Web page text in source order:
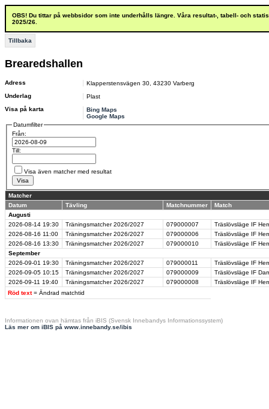
OBS! Du tittar på webbsidor som inte underhålls längre. Våra resultat-, tabell- och
2025/26.
Tillbaka
Brearedshallen
Adress Klapperstensvägen 30 43230 Varberg
Underlag
Plast
Visa på karta
Bing Maps
Google Maps
Datumfilter
Från:
Till:
Visa även matcher med resultat
Matcher
Datum
Tävling Matchnummer Match
Röd text = Ändrad matchtid
Augusti
2026-08-14 19:30 Träningsmatcher 2026/2027 079000007
Träslövsläge IF
2026-08-16 11:00 Träningsmatcher 2026/2027 079000006
Träslövsläge IF
2026-08-16 13:30 Träningsmatcher 2026/2027 079000010
Träslövsläge IF
September
2026-09-01 19:30 Träningsmatcher 2026/2027 079000011
Träslövsläge IF
2026-09-05 10:15 Träningsmatcher 2026/2027 079000009
Träslövsläge IF
2026-09-11 19:40 Träningsmatcher 2026/2027 079000008 Träslövsläge IF
Informationen ovan hämtas från iBIS (Svensk Innebandys Informationssystem)
Läs mer om iBIS på www.innebandy.se/ibis